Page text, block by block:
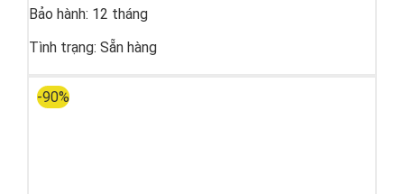
Bảo hành: 12 tháng
Tình trạng: Sẵn hàng
-90%